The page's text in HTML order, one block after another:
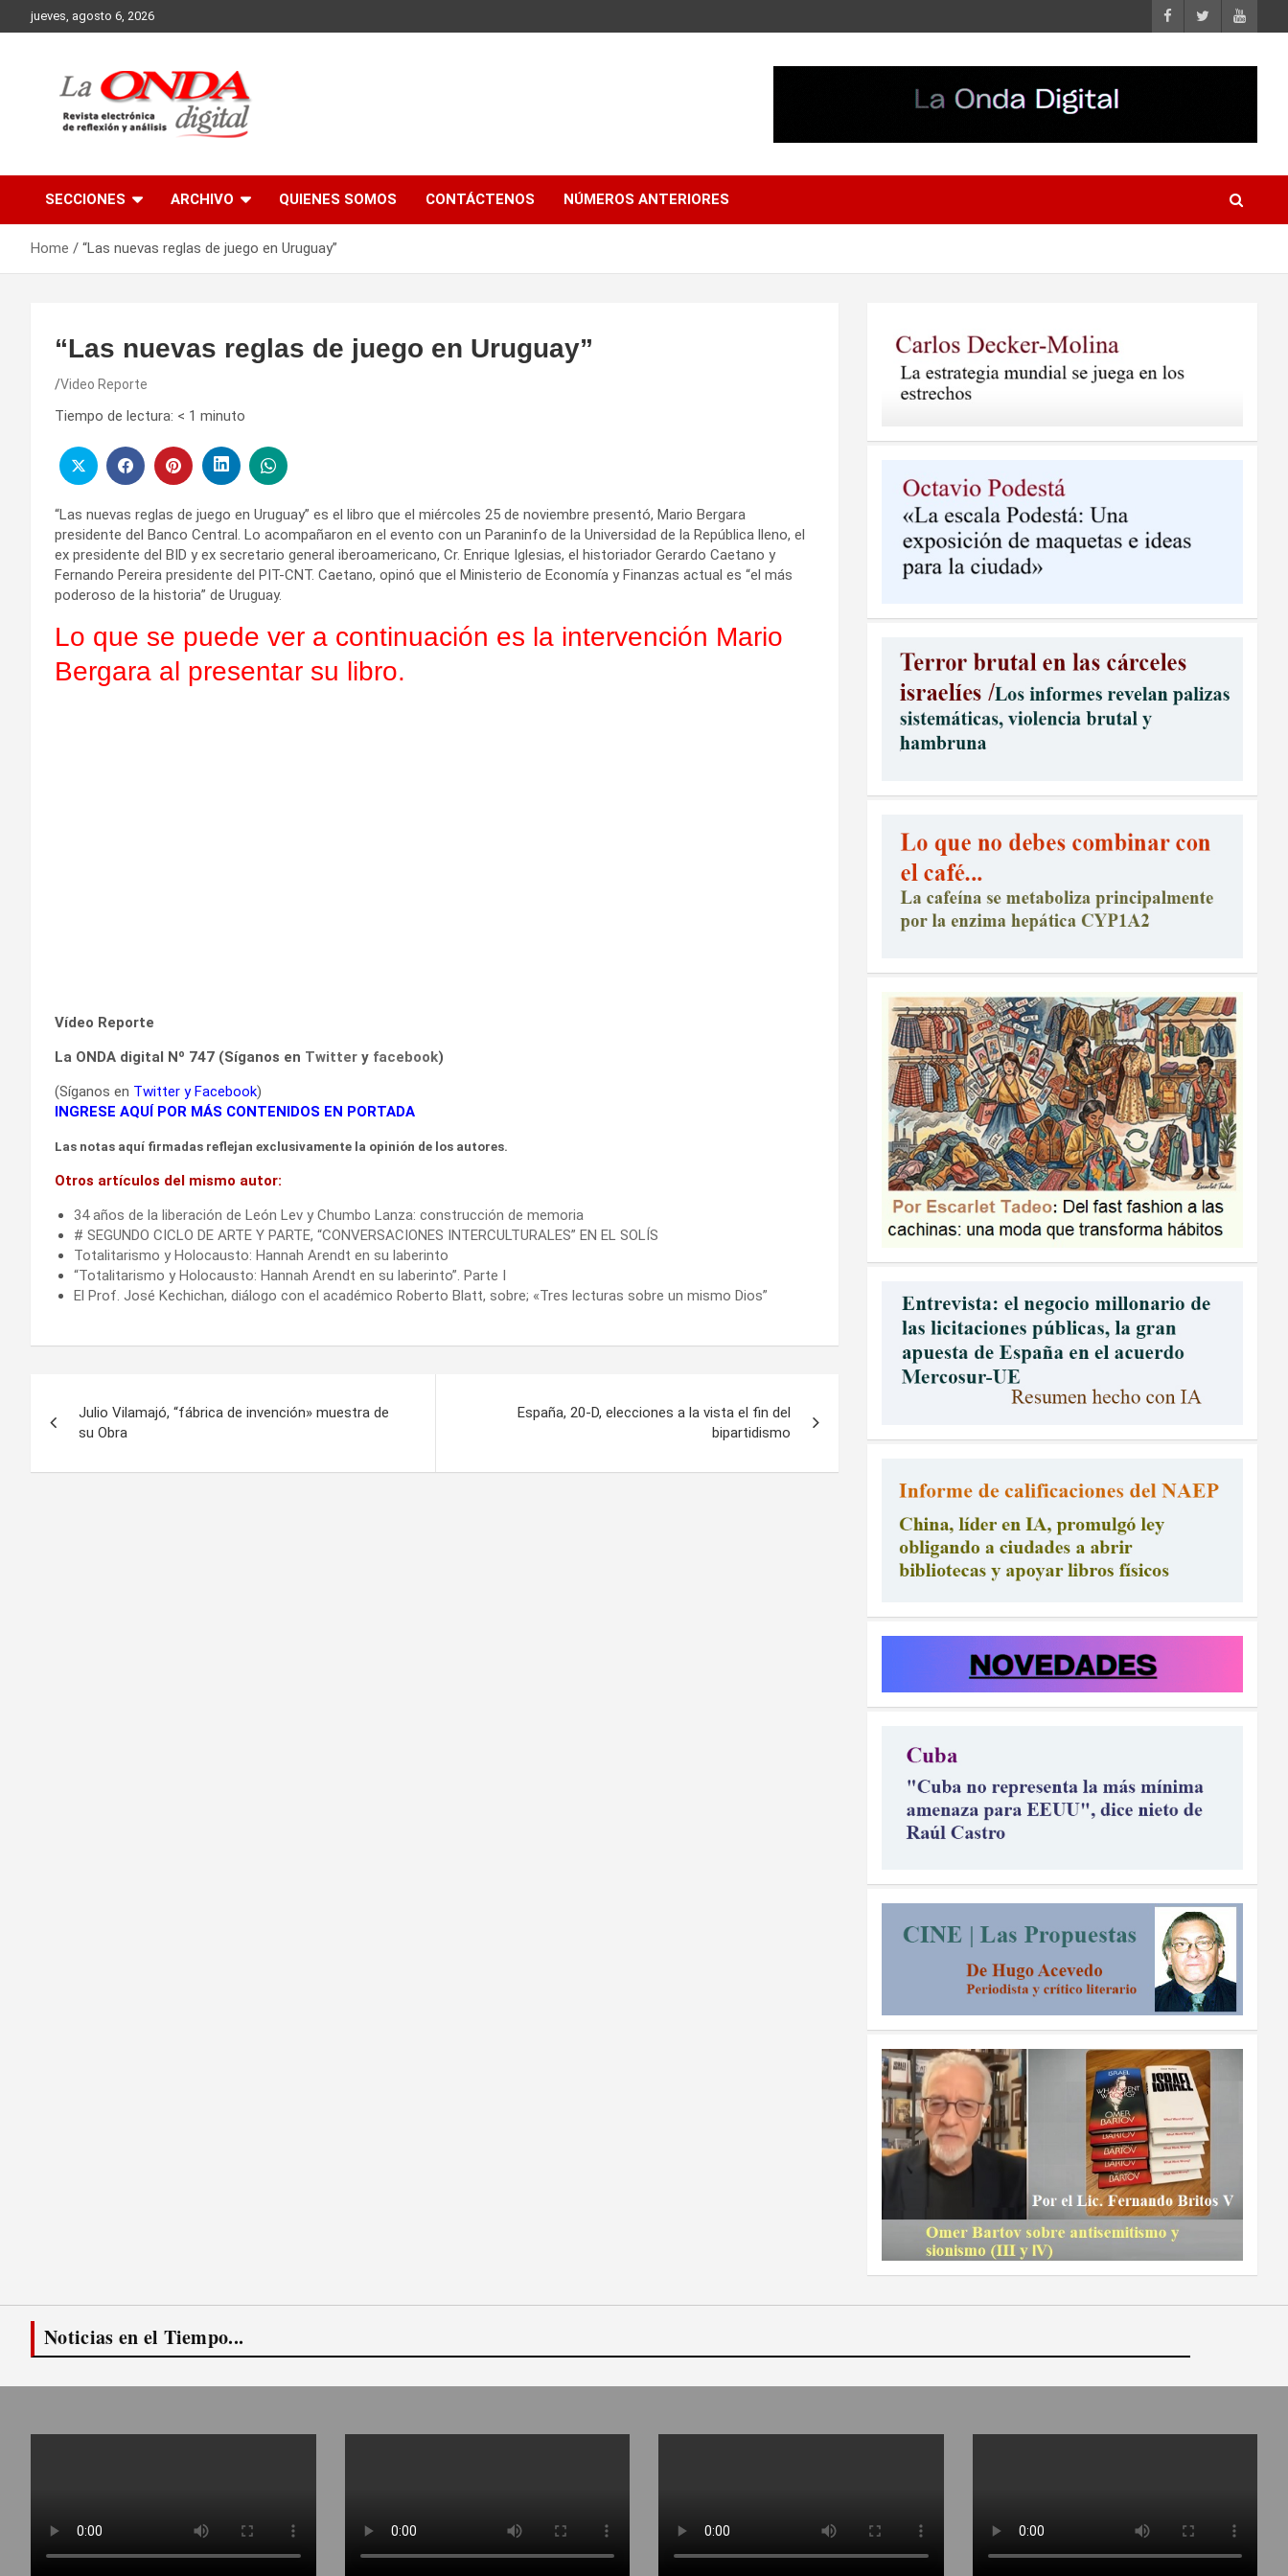
to
jueves, agosto 6, 2026
SECCIONES ARCHIVO QUIENES SOMOS CONTÁCTENOS NÚMEROS ANTERIORES
Home “Las nuevas reglas de juego en Uruguay”
“Las nuevas reglas de juego en Uruguay”
Video Reporte
Tiempo de lectura: < 1 minuto
“Las nuevas reglas de juego en Uruguay” es el libro que el miércoles 25 de noviembre presentó, Mario Bergara
presidente del Banco Central. Lo acompañaron en el evento con un Paraninfo de la Universidad de la República lleno, el
ex presidente del BID y ex secretario general iberoamericano, Cr. Enrique Iglesias, el historiador Gerardo Caetano y
Fernando Pereira presidente del PIT-CNT. Caetano, opinó que el Ministerio de Economía y Finanzas actual es “el más
poderoso de la historia” de Uruguay.
Lo que se puede ver a continuación es la intervención Mario
Bergara al presentar su libro.
Vídeo Reporte
La ONDA digital Nº 747 (Síganos en Twitter y facebook)
(Síganos en Twitter yFacebook)
INGRESE AQUÍ POR MÁS CONTENIDOS EN PORTADA
Las notas aquí firmadas reflejan exclusivamente la opinión de los autores.
Otros artículos del mismo autor:
34 años de la liberación de León Lev y Chumbo Lanza: construcción de memoria
# SEGUNDO CICLO DE ARTE Y PARTE, “CONVERSACIONES INTERCULTURALES” EN EL SOLÍS
Totalitarismo y Holocausto: Hannah Arendt en su laberinto
“Totalitarismo y Holocausto: Hannah Arendt en su laberinto”. Parte I
El Prof. José Kechichan, diálogo con el académico Roberto Blatt, sobre; «Tres lecturas sobre un mismo Dios”
de
entradas
Julio Vilamajó, “fábrica de invención» muestra de
su Obra
España, 20-D, elecciones a la vista el fin del
bipartidismo
Noticias en el Tiempo...